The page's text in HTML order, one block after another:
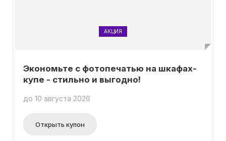
АКЦИЯ
Экономьте с фотопечатью на шкафах-
купе - стильно и выгодно!
до 10 августа 2026
Открыть купон